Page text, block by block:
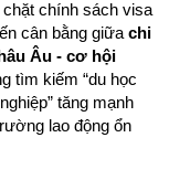
chặt chính sách visa
cân bằng giữa chi
Âu - cơ hội
tìm kiếm “du học
tăng mạnh
lao động ổn